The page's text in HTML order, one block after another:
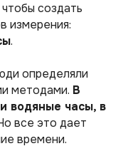
создать
измерения:
.
определяли
методами. В
водяные часы, в
все это дает
времени.